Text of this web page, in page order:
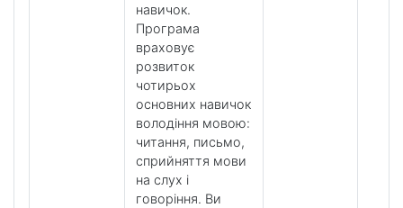
навичок.
Програма
враховує
розвиток
чотирьох
основних навичок
володіння мовою:
читання, письмо,
сприйняття мови
на слух і
говоріння. Ви